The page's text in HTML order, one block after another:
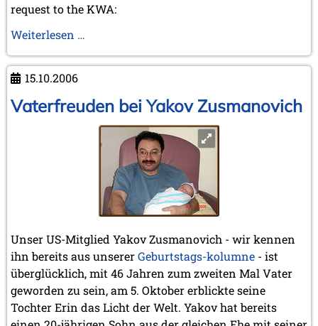
request to the KWA:
Weiterlesen …
Morris'
15.10.2006
Vaterfreuden bei Yakov Zusmanovich
Unser US-Mitglied Yakov Zusmanovich - wir kennen
ihn bereits aus unsererGeburtstags-kolumne - ist
überglücklich, mit 46 Jahren zum zweiten Mal Vater
geworden zu sein, am 5. Oktober erblickte seine
Tochter Erin das Licht der Welt. Yakov hat bereits